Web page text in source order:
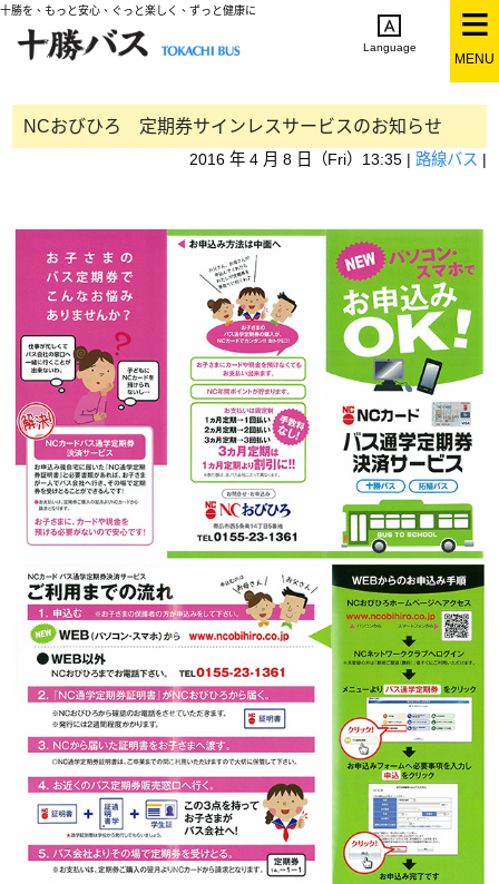
十勝を、もっと安心、ぐっと楽しく、ずっと健康に
Language
한국어
MENU
NCおびひろ 定期券サインレスサービスのお知らせ
2016 年 4 月 8 日（Fri）13:35 | 路線バス |